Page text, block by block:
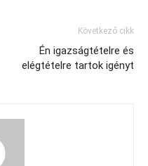
Következő cikk
Én igazságtételre és
elégtételre tartok igényt